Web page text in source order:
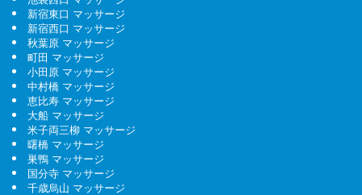
新宿東口 マッサージ
新宿西口 マッサージ
秋葉原 マッサージ
町田 マッサージ
小田原 マッサージ
中村橋 マッサージ
恵比寿 マッサージ
大船 マッサージ
米子両三柳 マッサージ
曙橋 マッサージ
巣鴨 マッサージ
国分寺 マッサージ
千歳烏山 マッサージ